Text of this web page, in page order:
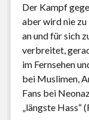
Der Kampf
aber wird nie zu
an und für sich
verbreitet,
im Fernsehen
bei Muslimen,
Fans bei
„längste Hass“